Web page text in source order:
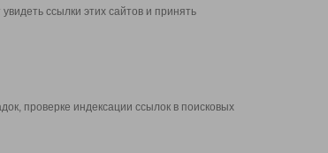
ссылки этих сайтов и принять
проверке индексации ссылок в поисковых